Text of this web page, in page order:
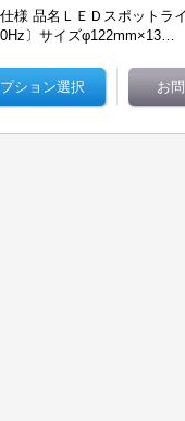
様 品名ＬＥＤスポットラ
〕サイズφ122mm×13…